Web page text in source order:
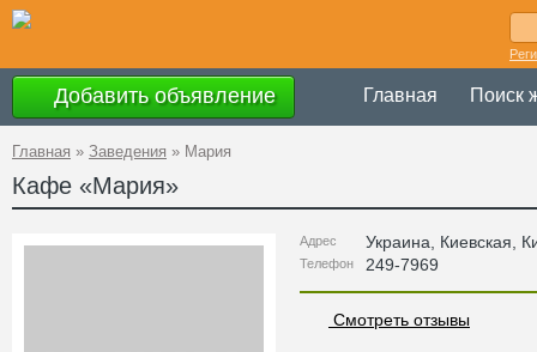
Добавить объявление Главная Поиск
Главная » Заведения » Мария
Кафе «Мария»
Адрес Украина Киевская ,
Телефон 249-7969
Смотреть отзывы